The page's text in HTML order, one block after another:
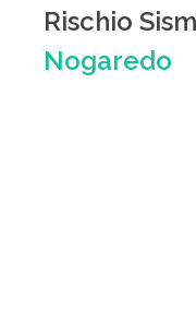
Rischio
Nogaredo